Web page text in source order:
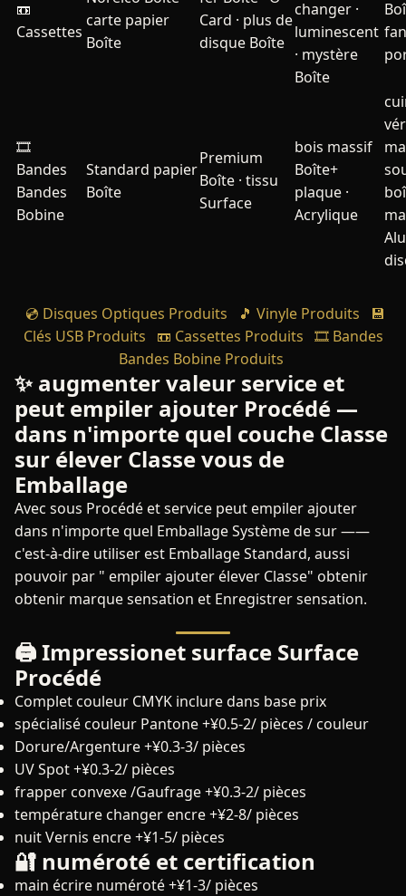
📼
Cassettes
carte papier
Boîte
Card · plus de
disque Boîte
changer ·
luminescent
· mystère
Boîte
🎞️
Bandes
Bandes
Bobine
Standard papier
Boîte
Premium
Boîte · tissu
Surface
bois massif
Boîte+
plaque ·
Acrylique
💿 Disques Optiques Produits 🎵 Vinyle Produits
💾
Clés USB Produits
📼 Cassettes Produits 🎞️ Bandes
Bandes Bobine Produits
✨ augmenter valeur service et
peut empiler ajouter Procédé —
dans n'importe quel couche Classe
sur élever Classe vous de
Emballage
Avec sous Procédé et service peut empiler ajouter
dans n'importe quel Emballage Système de sur ——
c'est-à-dire utiliser est Emballage Standard, aussi
pouvoir par " empiler ajouter élever Classe" obtenir
obtenir marque sensation et Enregistrer sensation.
🖨️ Impressionet surface Surface
Procédé
Complet couleur CMYK inclure dans base prix
spécialisé couleur Pantone+¥0.5-2/ pièces / couleur
Dorure/Argenture+¥0.3-3/ pièces
UV Spot+¥0.3-2/ pièces
frapper convexe /Gaufrage+¥0.3-2/ pièces
température changer encre+¥2-8/ pièces
nuit Vernis encre+¥1-5/ pièces
🔐 numéroté et certification
main écrire numéroté+¥1-3/ pièces